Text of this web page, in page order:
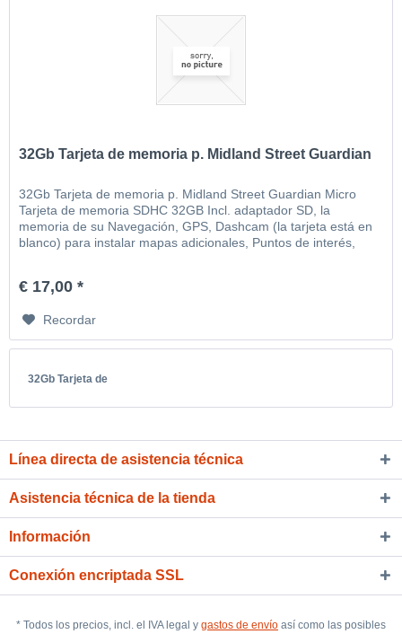
32Gb Tarjeta de memoria p. Midland Street Guardian
32Gb Tarjeta de memoria p. Midland Street Guardian Micro
Tarjeta de memoria SDHC 32GB Incl. adaptador SD, la
memoria de su Navegación, GPS, Dashcam (la tarjeta está en
blanco) para instalar mapas adicionales, Puntos de interés,
€ 17,00 *
Recordar
32Gb Tarjeta de
Línea directa de asistencia técnica
Asistencia técnica de la tienda
Información
Conexión encriptada SSL
* Todos los precios, incl. el IVA legal y gastos de envío así como las posibles